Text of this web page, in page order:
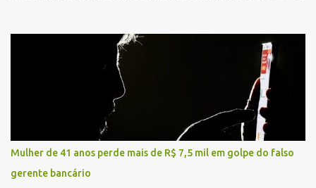
partida. Ainda segundo o registro policial, o condutor estacionou o
carro, certificou-se de que todas as portas estavam trancadas,
permaneceu com a chave de ignição e se ausentou do local por
cerca de dez minutos para buscar ajuda. Ao retornar, constatou
que o automóvel havia desaparecido. A vítima realizou buscas
pelas imediações, mas não conseguiu localizar o veículo.
Conforme o boletim, um menino de aproximadamente 10 anos
relatou ter visto a Spin passando pelo local fazendo um forte ruído,
característica compatível com o problema mecânico que o veículo
Mulher de 41 anos perde mais de R$ 7,5 mil em golpe do falso
gerente bancário